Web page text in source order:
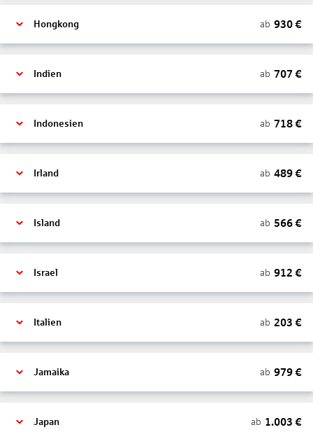
Hongkong ab 930€
Indien ab 707 €
Indonesien ab 718€
Irland ab 489€
Island ab 566€
Israel ab 912 €
Italien ab 203 €
Jamaika ab 979€
Japan ab 1.003 €